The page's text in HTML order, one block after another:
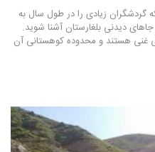
گردشگران زیادی را در طول سال به
دیدنی بلغارستان آشنا شوید.
غنی هستند و محدوده کوهستانی آن